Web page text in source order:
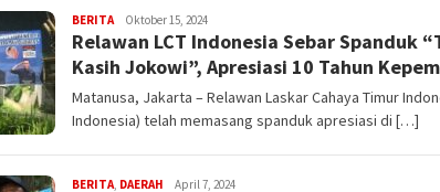
BERITAR
Iyan
Oktober 15, 2024
Relawan LCT Indonesia Sebar Spanduk
Kasih Jokowi”, Apresiasi 10 Tahun
Matanusa, Jakarta – Relawan Laskar Cahaya Timur
Indonesia) telah memasang spanduk apresiasi di […]
BERITA, DAERAH April 7, 2024